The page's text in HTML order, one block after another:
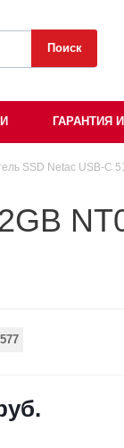
ГАРАНТИЯ
SSD Netac USB-C